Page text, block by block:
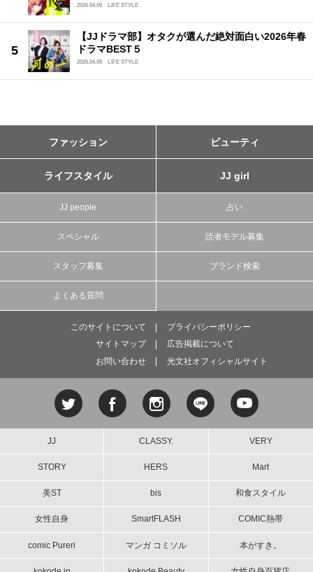
2026.04.09 LIFE STYLE
【JJドラマ部】オタクが選んだ絶対面白い2026年春
ドラマBEST５
2026.04.09 LIFE STYLE
ファッション ビューティ
ライフスタイル JJ girl
JJ people 占い
スペシャル 読者モデル募集
スタッフ募集 ブランド検索
よくある質問
このサイトについて
プライバシーポリシー
サイトマップ
広告掲載について
お問い合わせ
光文社オフィシャルサイト
JJ CLASSY. VERY
STORY HERS Mart
美ST bis 和食スタイル
女性自身 SmartFLASH COMIC熱帯
comic Pureri マンガ コミソル 本がすき。